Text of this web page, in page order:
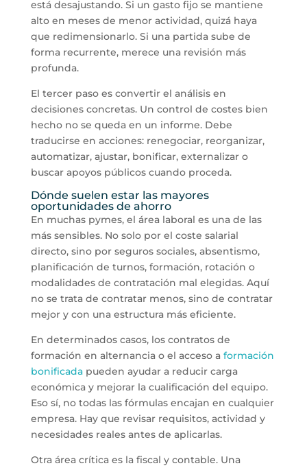
está desajustando. Si un gasto fijo se mantiene
alto en meses de menor actividad, quizá haya
que redimensionarlo. Si una partida sube de
forma recurrente, merece una revisión más
profunda.
El tercer paso es convertir el análisis en
decisiones concretas. Un control de costes bien
hecho no se queda en un informe. Debe
traducirse en acciones: renegociar, reorganizar,
automatizar, ajustar, bonificar, externalizar o
buscar apoyos públicos cuando proceda.
Dónde suelen estar las mayores
oportunidades de ahorro
En muchas pymes, el área laboral es una de las
más sensibles. No solo por el coste salarial
directo, sino por seguros sociales, absentismo,
planificación de turnos, formación, rotación o
modalidades de contratación mal elegidas. Aquí
no se trata de contratar menos, sino de contratar
mejor y con una estructura más eficiente.
En determinados casos, los contratos de
formación en alternancia o el acceso a formación
bonificadapueden ayudar a reducir carga
económica y mejorar la cualificación del equipo.
Eso sí, no todas las fórmulas encajan en cualquier
empresa. Hay que revisar requisitos, actividad y
necesidades reales antes de aplicarlas.
Otra área crítica es la fiscal y contable. Una